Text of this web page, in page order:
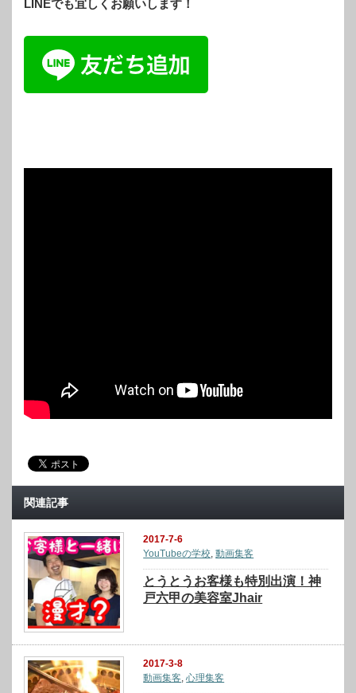
LINEでも宜しくお願いします！
関連記事
2017-7-6
YouTubeの学校,動画集客
とうとうお客様も特別出演！神
戸六甲の美容室Jhair
2017-3-8
動画集客,心理集客